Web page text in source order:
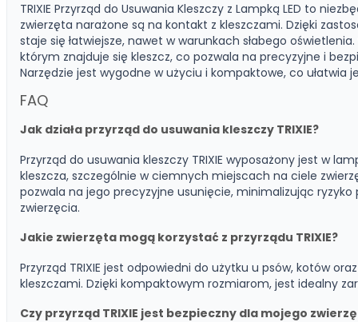
TRIXIE Przyrząd do Usuwania Kleszczy z Lampką LED to
zwierzęta narażone są na kontakt z kleszczami. Dzięki
staje się łatwiejsze, nawet w warunkach słabego
którym znajduje się kleszcz, co pozwala na precyzyjne i
Narzędzie jest wygodne w użyciu i kompaktowe, co ułatwia
FAQ
Jak działa przyrząd do usuwania kleszczy TRIXIE?
Przyrząd do usuwania kleszczy TRIXIE wyposażony jest w
kleszcza, szczególnie w ciemnych miejscach na ciele
pozwala na jego precyzyjne usunięcie, minimalizując ryzyko
zwierzęcia.
Jakie zwierzęta mogą korzystać z przyrządu TRIXIE?
Przyrząd TRIXIE jest odpowiedni do użytku u psów, kotów
kleszczami. Dzięki kompaktowym rozmiarom, jest idealny
Czy przyrząd TRIXIE jest bezpieczny dla mojego